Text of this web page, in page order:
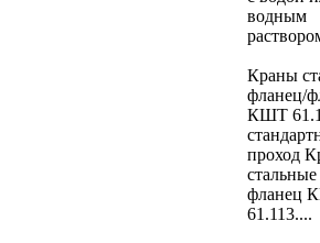
водным
Краны
фланец/
КШТ
проход
фланец
61.113....